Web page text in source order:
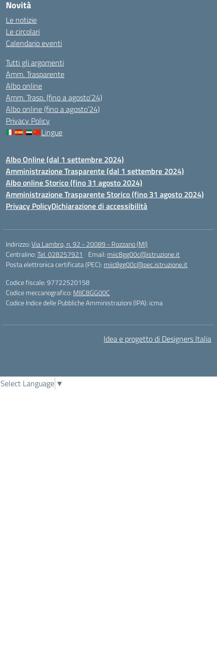
Novità
Le notizie
Le circolari
Calendario eventi
Tutti gli argomenti
Amm. Trasparente
Albo online
Amm. Trasp. (fino a agosto’24)
Albo online (fino a agosto’24)
Privacy Policy
Lingue
Albo Online (dal 1 settembre 2024)
Amministrazione Trasparente (dal 1 settembre 2024)
Albo online Storico (fino 31 agosto 2024)
Amministrazione Trasparente Storico (fino 31 agosto 2024)
Privacy PolicyDichiarazione di accessibilità
Indirizzo:Via Lambro, n. 92 - 20089 - Rozzano (MI)
Centralino:Tel. 028257921 Email: miic8gg00c@istruzione.it
Posta elettronica certificata (PEC): miic8gg00c@pec.istruzione.it
Codice fiscale: 97722520158
Codice meccanografico: MIIC8GG00C
Codice Indice delle Pubbliche Amministrazioni (IPA): icma
Idea e progetto di Designers Italia
Select Language ▼